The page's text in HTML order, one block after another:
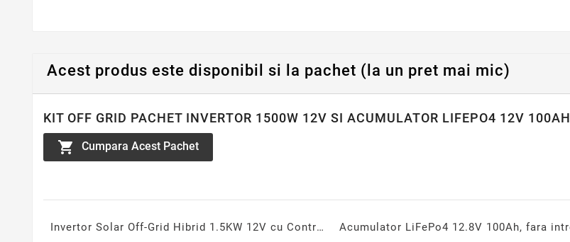
Acest produs este disponibil si la pachet (la un pret mai mic)
KIT OFF GRID PACHET INVERTOR 1500W 12V SI ACUMULATOR LIFEPO4 12V 100AH
 Cumpara Acest Pachet
Invertor Solar Off-Grid Hibrid 1.5KW 12V cu Controller MPPT Integrat și Undă Sinusoidală Pură – Eficiență și Autonomie Totală